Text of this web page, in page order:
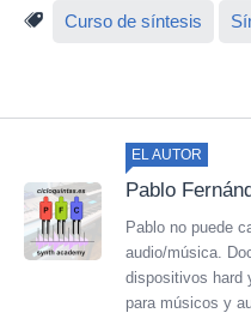
Curso de síntesis
EL AUTOR
Pablo
Pablo no puede
audio/música.
dispositivos hard
para músicos y